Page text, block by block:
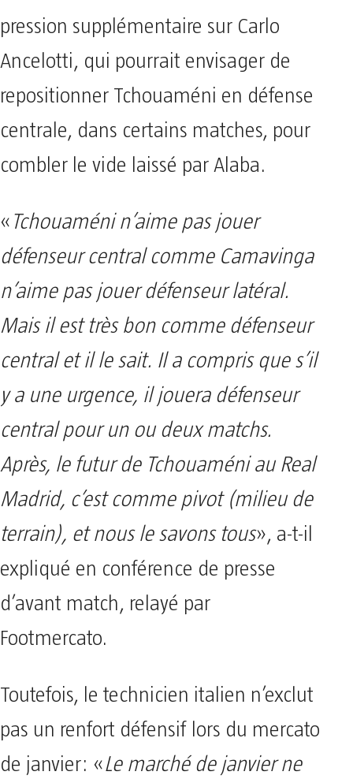
pression supplémentaire sur Carlo
Ancelotti, qui pourrait envisager de
repositionner Tchouaméni en défense
centrale, dans certains matches, pour
combler le vide laissé par Alaba.
« Tchouaméni n’aime pas jouer
défenseur central comme Camavinga
n’aime pas jouer défenseur latéral.
Mais il est très bon comme défenseur
central et il le sait. Il a compris que s’il
y a une urgence, il jouera défenseur
central pour un ou deux matchs.
Après, le futur de Tchouaméni au Real
Madrid, c’est comme pivot (milieu de
terrain), et nous le savons tous», a-t-il
expliqué en conférence de presse
d’avant match, relayé par
Footmercato.
Toutefois, le technicien italien n’exclut
pas un renfort défensif lors du mercato
de janvier: «Le marché de janvier ne